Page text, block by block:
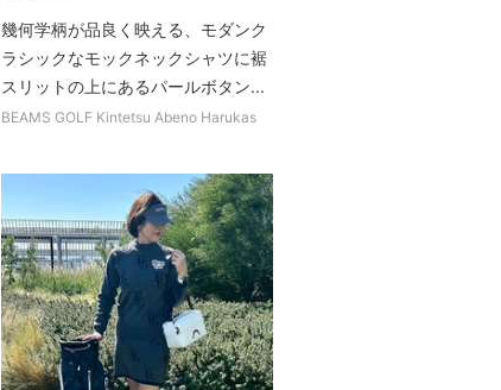
幾何学柄が品良く映える、モダンク
ラシックなモックネックシャツに裾
スリットの上にあるパールボタン...
BEAMS GOLF Kintetsu Abeno Harukas